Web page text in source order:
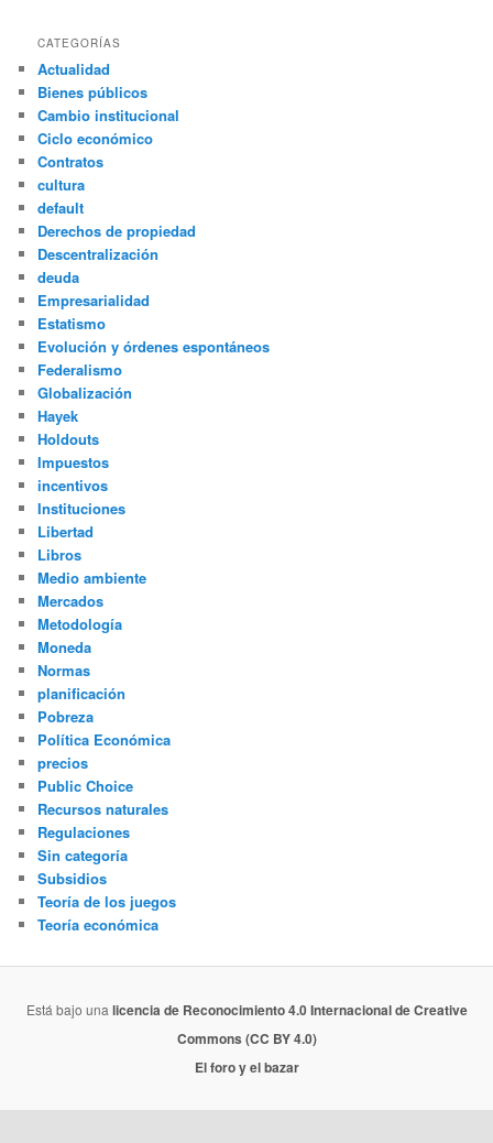
CATEGORÍAS
Actualidad
Bienes públicos
Cambio institucional
Ciclo económico
Contratos
cultura
default
Derechos de propiedad
Descentralización
deuda
Empresarialidad
Estatismo
Evolución y órdenes espontáneos
Federalismo
Globalización
Hayek
Holdouts
Impuestos
incentivos
Instituciones
Libertad
Libros
Medio ambiente
Mercados
Metodología
Moneda
Normas
planificación
Pobreza
Política Económica
precios
Public Choice
Recursos naturales
Regulaciones
Sin categoría
Subsidios
Teoría de los juegos
Teoría económica
Está bajo una licencia de Reconocimiento 4.0 Internacional de Creative
Commons (CC BY 4.0)
El foro y el bazar